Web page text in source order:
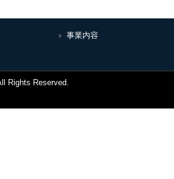
事業内容
Rights Reserved.